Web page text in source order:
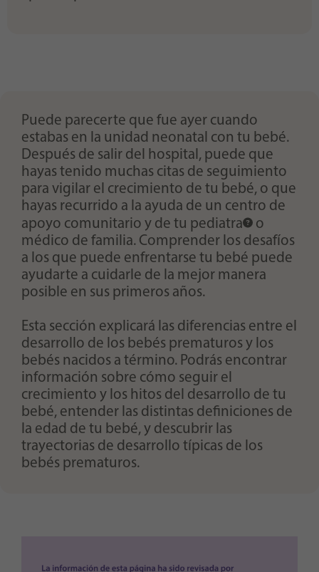
Puede parecerte que fue ayer cuando
estabas en la unidad neonatal con tu bebé.
Después de salir del hospital, puede que
hayas tenido muchas citas de seguimiento
para vigilar el crecimiento de tu bebé, o que
hayas recurrido a la ayuda de un centro de
apoyo comunitario y de tu pediatra
o
médico de familia. Comprender los desafíos
a los que puede enfrentarse tu bebé puede
ayudarte a cuidarle de la mejor manera
posible en sus primeros años.
Esta sección explicará las diferencias entre el
desarrollo de los bebés prematuros y los
bebés nacidos a término. Podrás encontrar
información sobre cómo seguir el
crecimiento y los hitos del desarrollo de tu
bebé, entender las distintas definiciones de
la edad de tu bebé, y descubrir las
trayectorias de desarrollo típicas de los
bebés prematuros.